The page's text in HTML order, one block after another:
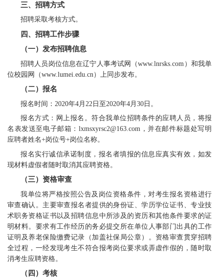
三、招聘方式
招聘采取考核方式。
四、招聘工作步骤
（一）发布招聘信息
招聘人员岗位信息在辽宁人事考试网（www.lnrsks.com）和我单
位校园网（www.lumei.edu.cn）上同步发布。
（二）报名
报名时间：2020年4月22日至2020年4月30日。
报名方式：网上报名。符合我单位招聘条件的应聘人员，将报
名表发送至电子邮箱：lxmsxyrsc2@163.com，并在邮件标题处写明
应聘者姓名+岗位号+岗位名称。
报名实行诚信承诺制度，报名者填报的信息应真实有效，如发
现材料虚假者随时取消其应聘资格。
（三）资格审查
我单位将严格按照公告及岗位资格条件，对考生报名资格进行
审查确认。主要审查报名者提供的身份证、学历学位证书、专业技
术职务资格证书以及招聘信息中所涉及的资历和其他条件要求的证
明材料。要求有工作经历的务必提交所在单位人事部门出具的工作
证明及养老保险缴费记录（加盖社保局公章）。资格审查贯穿招聘
全过程，一经发现考生不符合报考岗位要求或弄虚作假的，随时取
消考生应聘资格。
（四）考核